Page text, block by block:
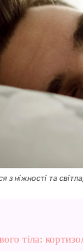
з ніжності та
тіла: